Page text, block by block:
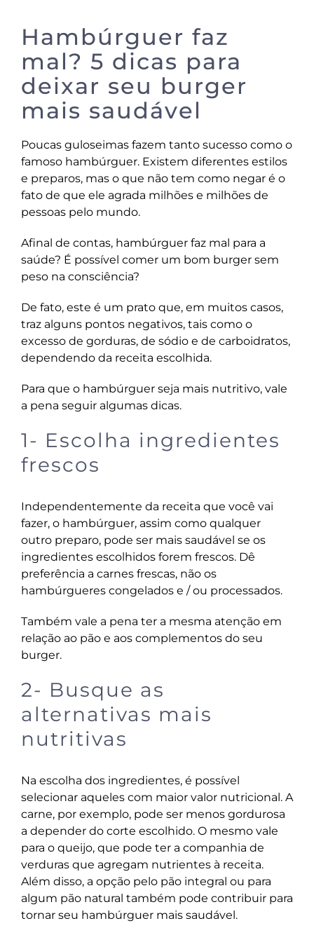
Hambúrguer faz
mal? 5 dicas para
deixar seu burger
mais saudável
Poucas guloseimas fazem tanto sucesso como o
famoso hambúrguer. Existem diferentes estilos
e preparos, mas o que não tem como negar é o
fato de que ele agrada milhões e milhões de
pessoas pelo mundo.
Afinal de contas, hambúrguer faz mal para a
saúde? É possível comer um bom burger sem
peso na consciência?
De fato, este é um prato que, em muitos casos,
traz alguns pontos negativos, tais como o
excesso de gorduras, de sódio e de carboidratos,
dependendo da receita escolhida.
Para que o hambúrguer seja mais nutritivo, vale
a pena seguir algumas dicas.
1- Escolha ingredientes
frescos
Independentemente da receita que você vai
fazer, o hambúrguer, assim como qualquer
outro preparo, pode ser mais saudável se os
ingredientes escolhidos forem frescos. Dê
preferência a carnes frescas, não os
hambúrgueres congelados e / ou processados.
Também vale a pena ter a mesma atenção em
relação ao pão e aos complementos do seu
burger.
2- Busque as
alternativas mais
nutritivas
Na escolha dos ingredientes, é possível
selecionar aqueles com maior valor nutricional. A
carne, por exemplo, pode ser menos gordurosa
a depender do corte escolhido. O mesmo vale
para o queijo, que pode ter a companhia de
verduras que agregam nutrientes à receita.
Além disso, a opção pelo pão integral ou para
algum pão natural também pode contribuir para
tornar seu hambúrguer mais saudável.